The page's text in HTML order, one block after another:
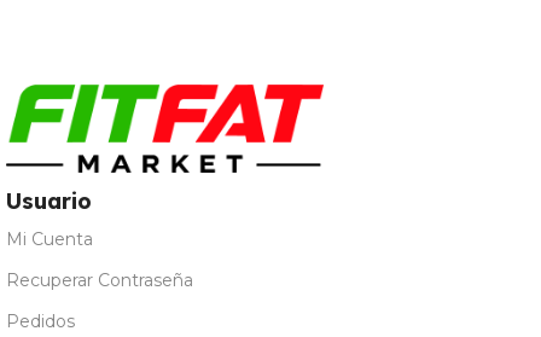
Usuario
Mi Cuenta
Recuperar Contraseña
Pedidos